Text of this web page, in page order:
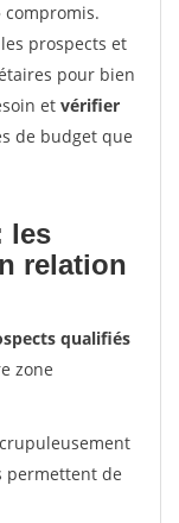
compromis.
prospects et
pour bien
et vérifier
de budget que
les
relation
qualifiés
zone
permettent de